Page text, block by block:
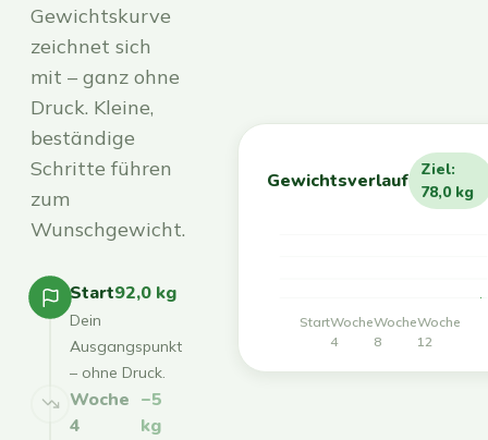
Gewichtskurve
zeichnet sich
mit – ganz ohne
Druck. Kleine,
beständige
Schritte führen
zum
Wunschgewicht.
Start92,0 kg
Dein
Ausgangspunkt
– ohne Druck.
Woche
4
−5
kg
Gewichtsverlauf
Ziel:
78,0 kg
StartWoche
4
Woche
8
Woche
12